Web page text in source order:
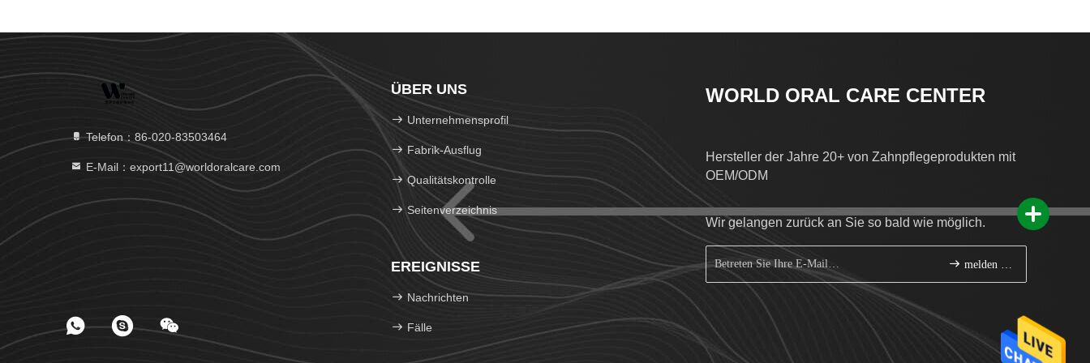
Telefon：86-020-83503464
E-Mail：export11@worldoralcare.com
ÜBER UNS
Unternehmensprofil
Fabrik-Ausflug
Qualitätskontrolle
Seitenverzeichnis
EREIGNISSE
Nachrichten
Fälle
WORLD ORAL CARE CENTER
Hersteller der Jahre 20+ von Zahnpflegeprodukten mit
OEM/ODM
Wir gelangen zurück an Sie so bald wie möglich.
melden Sie sich an